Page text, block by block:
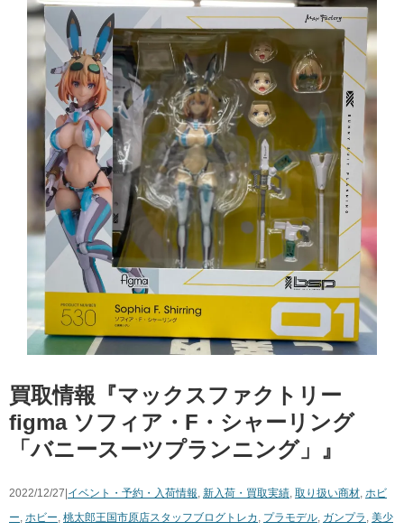
買取情報『マックスファクトリー
figma ​ソフィア・F・シャーリング ​
「バニースーツプランニング」』
2022/12/27| イベント・予約・入荷情報, 新入荷・買取実績, 取り扱い商材, ホビ
ー, ホビー, 桃太郎王国市原店スタッフブログ トレカ , プラモデル, ガンプラ , 美少